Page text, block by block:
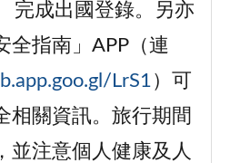
完成出國登錄。另亦
全指南」APP（連
LrS1 ）可
相關資訊。旅行期間
並注意個人健康及人